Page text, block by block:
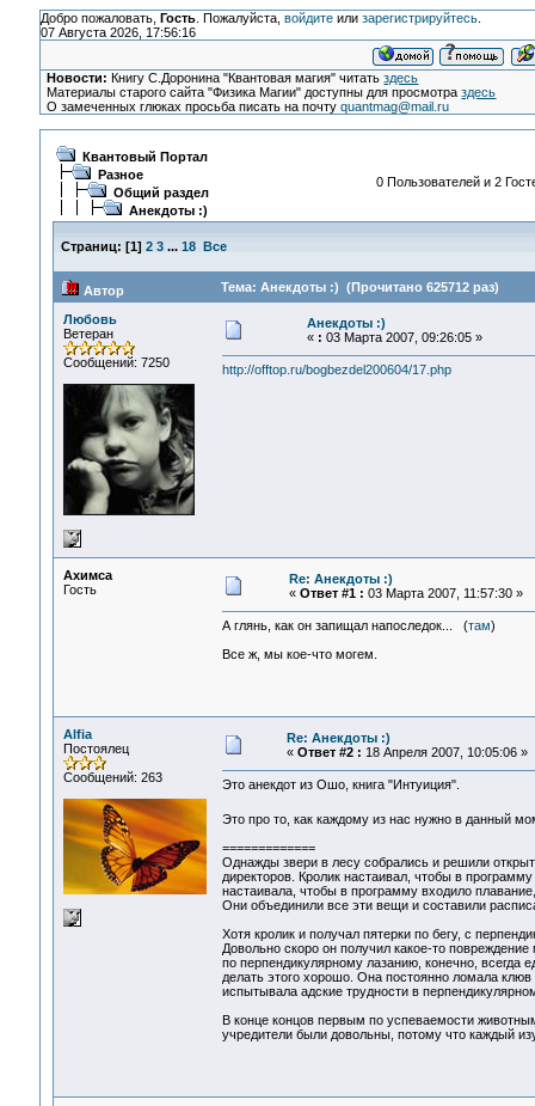
Добро пожаловать, Гость. Пожалуйста, войдитеили зарегистрируйтесь.
07 Августа 2026, 17:56:16
Новости: Книгу С.Доронина "Квантовая магия" читатьздесь
Материалы старого сайта "Физика Магии" доступны для просмотраздесь
О замеченных глюках просьба писать на почтуquantmag@mail.ru
Квантовый Портал
Разное
Общий раздел
Анекдоты :)
0 Пользователей и 2
Страниц: [1] 2 3 ... 18 Все
Автор Тема: Анекдоты :) (Прочитано 625712 раз)
Любовь
Ветеран
Сообщений: 7250
Анекдоты :)
« : 03 Марта 2007, 09:26:05 »
http://offtop.ru/bogbezdel200604/17.php
Ахимса
Гость
Re: Анекдоты :)
« Ответ #1 : 03 Марта 2007, 11:57:30 »
А глянь, как он запищал напоследок... (там)
Все ж, мы кое-что могем.
Alfia
Постоялец
Сообщений: 263
Re: Анекдоты :)
« Ответ #2 : 18 Апреля 2007, 10:05:06 »
Это анекдот из Ошо, книга "Интуиция".
Это про то, как каждому из нас нужно в данный
=============
Однажды звери в лесу собрались и решили
директоров. Кролик настаивал, чтобы в
настаивала, чтобы в программу входило
Они объединили все эти вещи и составили
Хотя кролик и получал пятерки по бегу, с
Довольно скоро он получил какое-то
по перпендикулярному лазанию, конечно, всегда
делать этого хорошо. Она постоянно ломала
испытывала адские трудности в
В конце концов первым по успеваемости
учредители были довольны, потому что каждый